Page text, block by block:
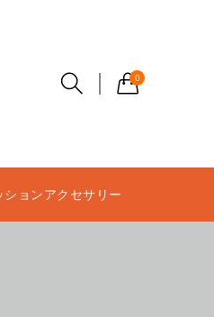
0
ションアクセサリー